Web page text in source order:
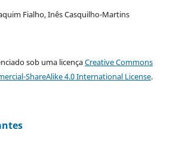
Fialho, Inês Casquilho-Martins
sob uma licençaCreative Commons
ShareAlike 4.0 International License.